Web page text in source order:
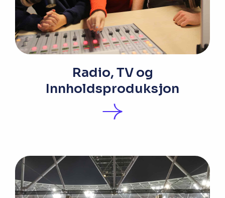
Radio, TV og
Innholdsproduksjon